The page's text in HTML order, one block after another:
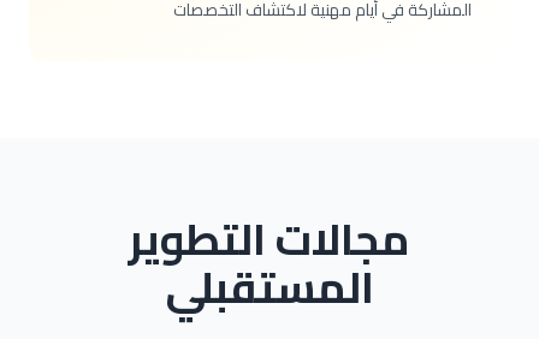
المشاركة في أيام مهنية لاكتشاف التخصصات
مجالات التطوير
المستقبلي